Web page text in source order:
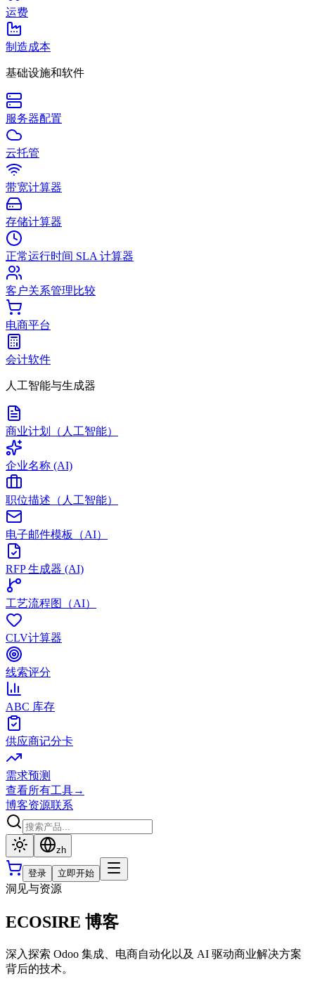
运费
制造成本
基础设施和软件
服务器配置
云托管
带宽计算器
存储计算器
正常运行时间 SLA 计算器
客户关系管理比较
电商平台
会计软件
人工智能与生成器
商业计划（人工智能）
企业名称 (AI)
职位描述（人工智能）
电子邮件模板（AI）
RFP 生成器 (AI)
工艺流程图（AI）
CLV计算器
线索评分
ABC 库存
供应商记分卡
需求预测
查看所有工具→
博客资源联系
zh
登录 立即开始
洞见与资源
ECOSIRE 博客
深入探索 Odoo 集成、电商自动化以及 AI 驱动商业解决方案
背后的技术。